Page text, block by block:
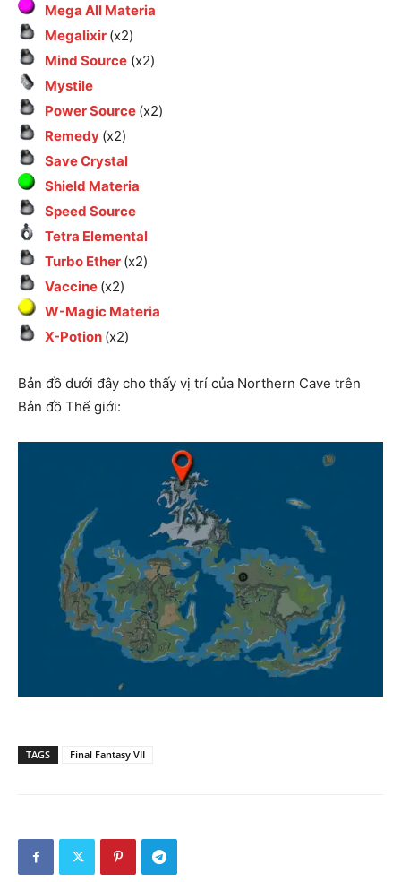
Mega All Materia
Megalixir (x2)
Mind Source (x2)
Mystile
Power Source (x2)
Remedy (x2)
Save Crystal
Shield Materia
Speed Source
Tetra Elemental
Turbo Ether (x2)
Vaccine (x2)
W-Magic Materia
X-Potion (x2)
Bản đồ dưới đây cho thấy vị trí của Northern Cave trên
Bản đồ Thế giới:
TAGS Final Fantasy VII